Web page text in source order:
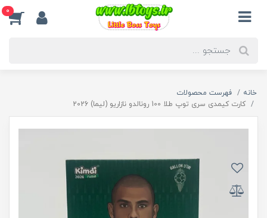
0
خانه
فهرست محصولات
کارت کیمدی سری توپ طلا 100 رونالدو نازاریو (لیما) 2026